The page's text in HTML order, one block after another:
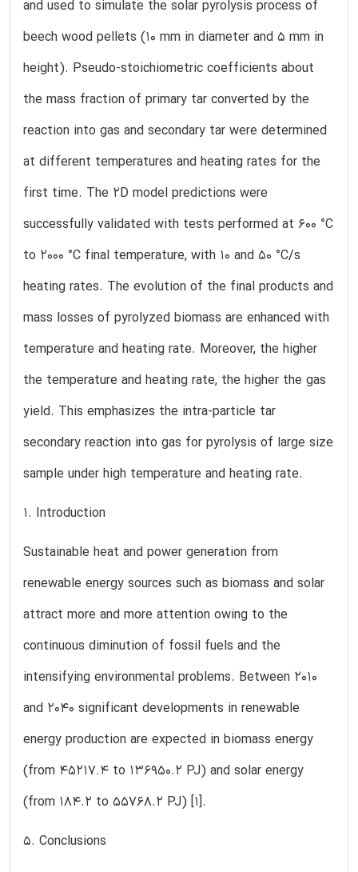
and used to simulate the solar pyrolysis process of
beech wood pellets (10 mm in diameter and 5 mm in
height). Pseudo-stoichiometric coefficients about
the mass fraction of primary tar converted by the
reaction into gas and secondary tar were determined
at different temperatures and heating rates for the
first time. The 2D model predictions were
successfully validated with tests performed at 600 °C
to 2000 °C final temperature, with 10 and 50 °C/s
heating rates. The evolution of the final products and
mass losses of pyrolyzed biomass are enhanced with
temperature and heating rate. Moreover, the higher
the temperature and heating rate, the higher the gas
yield. This emphasizes the intra-particle tar
secondary reaction into gas for pyrolysis of large size
sample under high temperature and heating rate.
1. Introduction
Sustainable heat and power generation from
renewable energy sources such as biomass and solar
attract more and more attention owing to the
continuous diminution of fossil fuels and the
intensifying environmental problems. Between 2010
and 2040 significant developments in renewable
energy production are expected in biomass energy
(from 45217.4 to 136950.2 PJ) and solar energy
(from 184.2 to 55768.2 PJ) [1].
5. Conclusions